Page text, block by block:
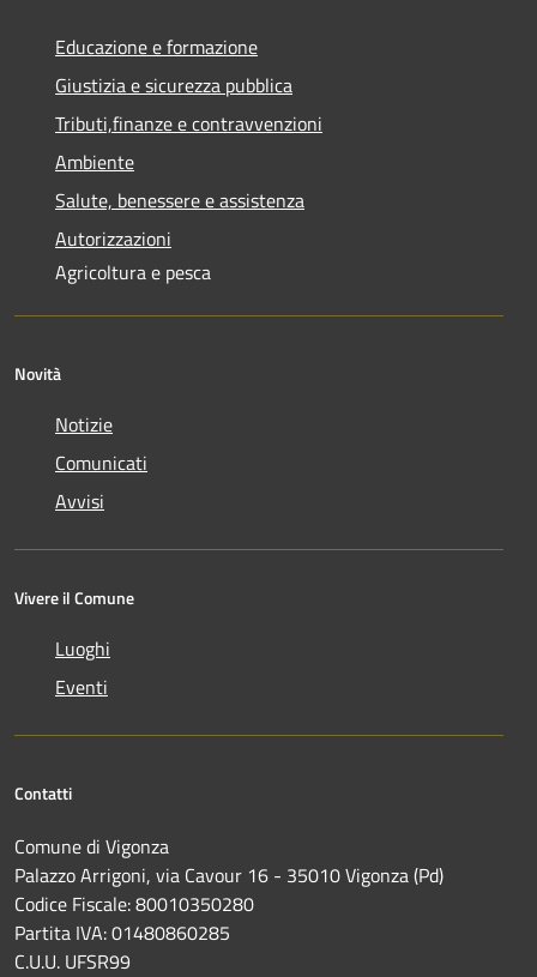
Educazione e formazione
Giustizia e sicurezza pubblica
Tributi,finanze e contravvenzioni
Ambiente
Salute, benessere e assistenza
Autorizzazioni
Agricoltura e pesca
Novità
Notizie
Comunicati
Avvisi
Vivere il Comune
Luoghi
Eventi
Contatti
Comune di Vigonza
Palazzo Arrigoni, via Cavour 16 - 35010 Vigonza (Pd)
Codice Fiscale: 80010350280
Partita IVA: 01480860285
C.U.U. UFSR99